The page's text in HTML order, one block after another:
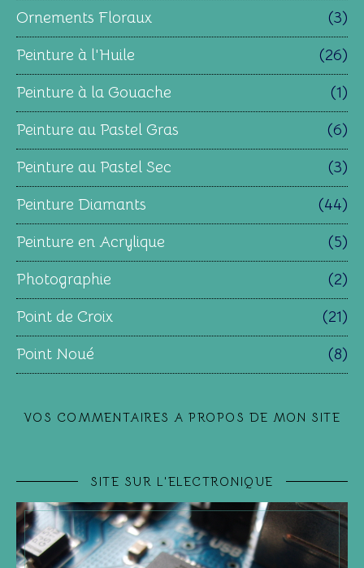
Ornements Floraux
(3)
Peinture à l'Huile
(26)
Peinture à la Gouache
(1)
Peinture au Pastel Gras
(6)
Peinture au Pastel Sec
(3)
Peinture Diamants
(44)
Peinture en Acrylique
(5)
Photographie
(2)
Point de Croix
(21)
Point Noué
(8)
VOS COMMENTAIRES A PROPOS DE MON SITE
SITE SUR L'ELECTRONIQUE